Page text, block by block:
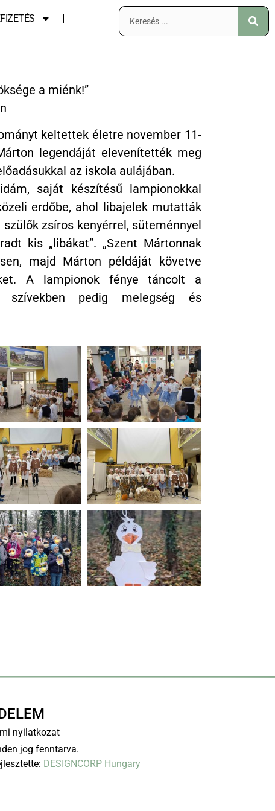
a miénk!”
keltettek életre november 11-
legendáját elevenítették meg
az iskola aulájában.
saját készítésű lampionokkal
erdőbe, ahol libajelek mutatták
zsíros kenyérrel, süteménnyel
kis „libákat”. „Szent Mártonnak
majd Márton példáját követve
A lampionok fénye táncolt a
szívekben pedig melegség és
nyilatkozat
jog fenntarva.
DESIGNCORP Hungary